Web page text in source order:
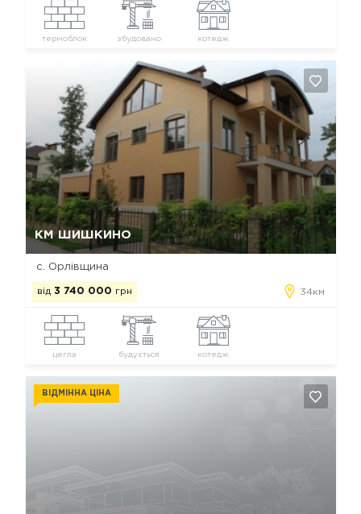
термоблок збудовано котедж
КМ ШИШКИНО
с. Орлівщина
від 3 740 000 грн 34км
цегла будується котедж
Так, видалити
ВІДМІННА ЦІНА